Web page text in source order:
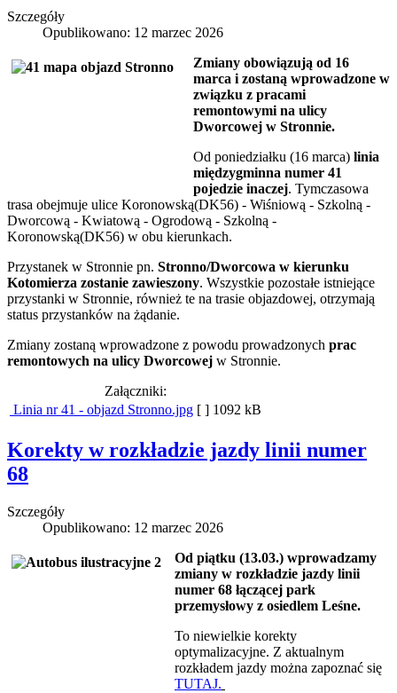
Szczegóły
Opublikowano: 12 marzec 2026
Zmiany obowiązują od 16
marca i zostaną wprowadzone w
związku z pracami
remontowymi na ulicy
Dworcowej w Stronnie.
Od poniedziałku (16 marca) linia
międzygminna numer 41
pojedzie inaczej. Tymczasowa
trasa obejmuje ulice Koronowską(DK56) - Wiśniową - Szkolną -
Dworcową - Kwiatową - Ogrodową - Szkolną -
Koronowską(DK56) w obu kierunkach.
Przystanek w Stronnie pn. Stronno/Dworcowa w kierunku
Kotomierza zostanie zawieszony. Wszystkie pozostałe istniejące
przystanki w Stronnie, również te na trasie objazdowej, otrzymają
status przystanków na żądanie.
Zmiany zostaną wprowadzone z powodu prowadzonych prac
remontowych na ulicy Dworcowej w Stronnie.
Załączniki:
Linia nr 41 - objazd Stronno.jpg [ ] 1092 kB
Korekty w rozkładzie jazdy linii numer
68
Szczegóły
Opublikowano: 12 marzec 2026
Od piątku (13.03.) wprowadzamy
zmiany w rozkładzie jazdy linii
numer 68 łączącej park
przemysłowy z osiedlem Leśne.
To niewielkie korekty
optymalizacyjne. Z aktualnym
rozkładem jazdy można zapoznać się
TUTAJ.